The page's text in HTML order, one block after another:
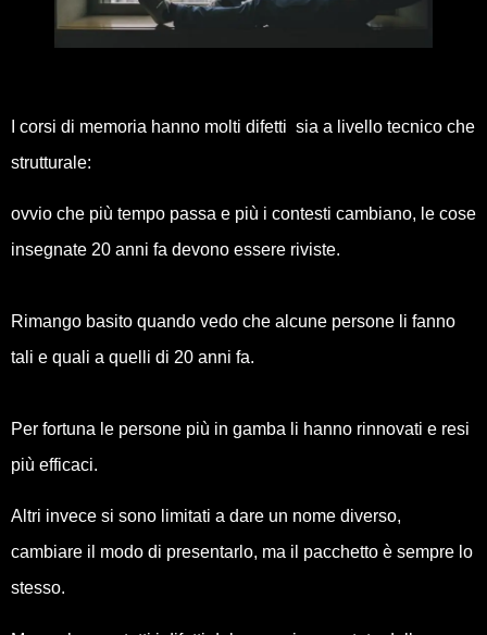
I corsi di memoria hanno molti difetti sia a livello tecnico che
strutturale:
ovvio che più tempo passa e più i contesti cambiano, le cose
insegnate 20 anni fa devono essere riviste.
Rimango basito quando vedo che alcune persone li fanno
tali e quali a quelli di 20 anni fa.
Per fortuna le persone più in gamba li hanno rinnovati e resi
più efficaci.
Altri invece si sono limitati a dare un nome diverso,
cambiare il modo di presentarlo, ma il pacchetto è sempre lo
stesso.